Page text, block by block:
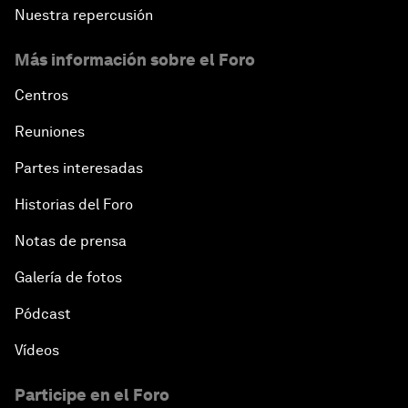
Nuestra repercusión
Más información sobre el Foro
Centros
Reuniones
Partes interesadas
Historias del Foro
Notas de prensa
Galería de fotos
Pódcast
Vídeos
Participe en el Foro